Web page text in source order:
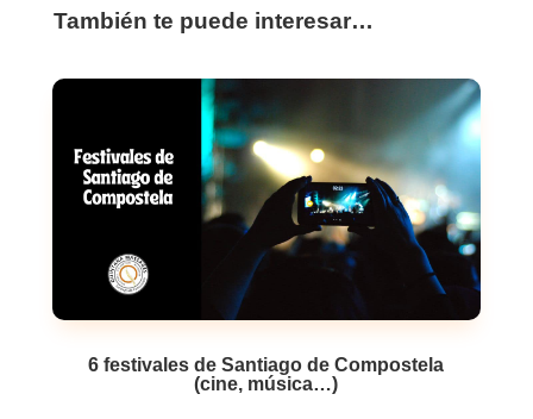
También te puede interesar…
6 festivales de Santiago de Compostela
(cine, música…)